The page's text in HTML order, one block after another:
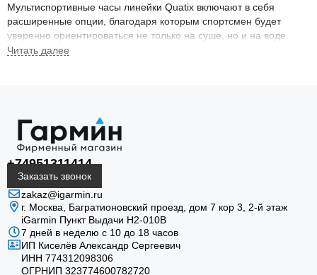
Мультиспортивные часы линейки Quatix включают в себя
расширенные опции, благодаря которым спортсмен будет
уверенно ориентироваться не только на суше, но и на воде.
перехода на другой галс, виртуальная линия старта,
функция обратного отсчета.
Навигация осуществляется с помощью систем
ГЛОНАСС и Galileo, а технологичные встроенные датчики:
альтиметр, барометр и трехосевой компас не позволят
сбиться с маршрута даже при потере сигнала со спутником.
Осуществляется настройка потокового приема данных от
совместимых бортовых приборов, передающих глубину,
скорости ветра, оборотов двигателя.
Автоматическое предупреждение о возможных морских
+74951311414
Заказать звонок
zakaz@igarmin.ru
г. Москва, Багратионовский проезд, дом 7 кор 3, 2-й этаж
iGarmin Пункт Выдачи Н2-010В
7 дней в неделю с 10 до 18 часов
ИП Киселёв Александр Сергеевич
ИНН 774312098306
ОГРНИП 323774600782720